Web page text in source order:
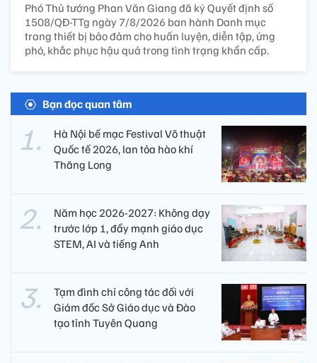
Phó Thủ tướng Phan Văn Giang đã ký Quyết định số
1508/QĐ-TTg ngày 7/8/2026 ban hành Danh mục
trang thiết bị bảo đảm cho huấn luyện, diễn tập, ứng
phó, khắc phục hậu quả trong tình trạng khẩn cấp.
Bạn đọc quan tâm
Hà Nội bế mạc Festival Võ thuật
Quốc tế 2026, lan tỏa hào khí
Thăng Long
Năm học 2026-2027: Không dạy
trước lớp 1, đẩy mạnh giáo dục
STEM, AI và tiếng Anh
Tạm đình chỉ công tác đối với
Giám đốc Sở Giáo dục và Đào
tạo tỉnh Tuyên Quang